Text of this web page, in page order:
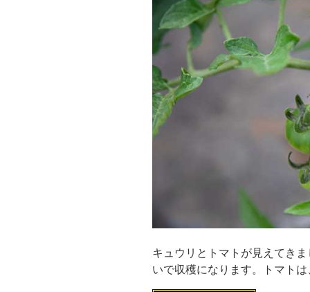
キュウリとトマトが見えてき
いで収穫になります。トマト